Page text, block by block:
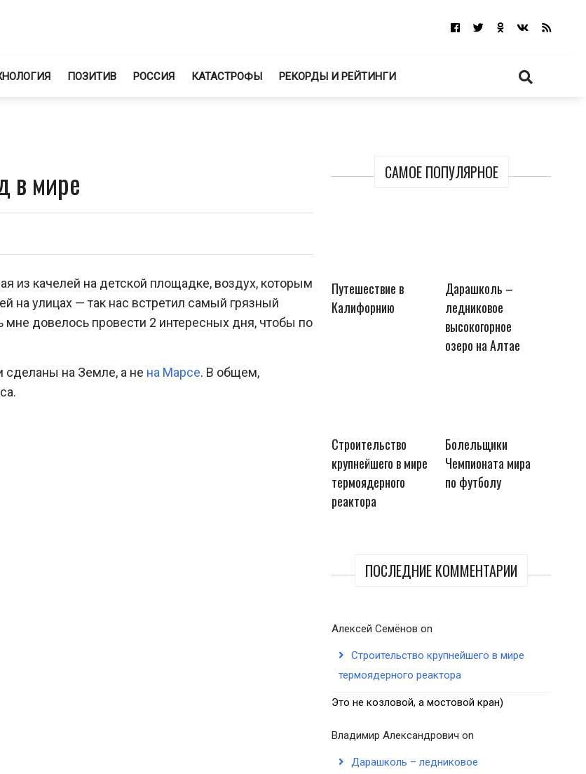
ПОЗИТИВ РОССИЯ КАТАСТРОФЫ РЕКОРДЫ И РЕЙТИНГИ
САМОЕ ПОПУЛЯРНОЕ
Путешествие в
Калифорнию
Дарашколь –
ледниковое
высокогорное
озеро на Алтае
Строительство
крупнейшего в мире
термоядерного
реактора
Болельщики
Чемпионата мира
по футболу
ПОСЛЕДНИЕ КОММЕНТАРИИ
Алексей Семёнов on
Строительство крупнейшего в мире
термоядерного реактора
Это не козловой, а мостовой кран)
Владимир Александрович on
Дарашколь – ледниковое
в мире
из качелей на детской площадке, воздух, которым
на улицах — так нас встретил самый грязный
довелось провести 2 интересных дня, чтобы по
сделаны на Земле, а не на Марсе. В общем,